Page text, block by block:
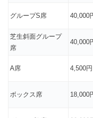
グループS席 40,000
芝生斜面グループ
席
40,000
A席 4,500円
ボックス席 18,000